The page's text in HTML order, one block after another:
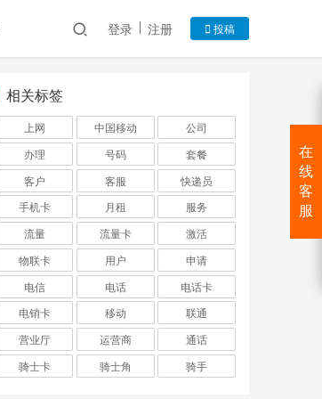
登录 注册 投稿
相关标签
上网 中国移动
公司
办理
号码
套餐
客户
客服
快递员
手机卡
月租
服务
流量
流量卡
激活
物联卡
用户
申请
电信
电话
电话卡
电销卡
移动
联通
营业厅
运营商
通话
骑士卡
骑士角 骑手
在
线
客
服